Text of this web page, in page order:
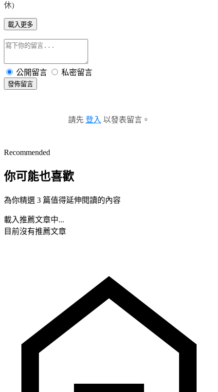
休)
載入更多
公開留言 私密留言
發佈留言
請先 登入 以發表留言。
Recommended
你可能也喜歡
為你精選 3 篇值得延伸閱讀的內容
載入推薦文章中...
目前沒有推薦文章